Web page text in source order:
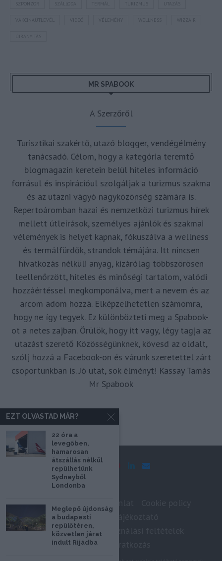
SZPONZOR SZÁLLODA TERMÁL TURIZMUS UTAZÁS
VAKCINAÚTLEVÉL WIZZAIR
ÚJRANYITÁS
MR SPABOOK
A Szerzőről
Turisztikai szakértő, utazó blogger, vendégélmény
tanácsadó. Célom, hogy a kategória teremtő
blogmagazin keretein belül hiteles információ
forrásul és inspirációul szolgáljak a turizmus szakma
és az utazni vágyó nagyközönség számára is.
Repertoáromban hazai és nemzetközi turizmus hírek
mellett útleírások, személyes ajánlók és szakmai
vélemények is helyet kapnak, fókuszálva a wellness
és termálfürdők, strandok témájára. Itt nincsen
hivatkozás nélküli anyag, kizárólag többszörösen
leellenőrzött, hiteles és minőségi tartalom, valódi
hozzáértéssel megkomponálva, mert a nevem és az
arcom adom hozzá. Elképzelhetetlen számomra,
hogy ne így tegyek. Ez különbözteti meg a Spabook-
ot a netes zajban. Örülök, hogy itt vagy, légy tagja az
utazást szerető Közösségünknek, kövesd az oldalt,
szólj hozzá a Facebook-on és várunk szeretettel zárt
csoportunkban is. Jó utat, sok élményt! Kassay Tamás
Mr Spabook
Impresszum
Adatkezelési tájékoztató
Szerzői jogok, felhasználási feltételek
Hírlevél feliratkozás
EZT OLVASTAD MÁR?
22 óra a
levegőben,
hamarosan
átszállás nélkül
repülhetünk
Sydneyből
Londonba
Meglepő újdonság
a budapesti
repülőtéren,
közvetlen járat
indult Rijádba